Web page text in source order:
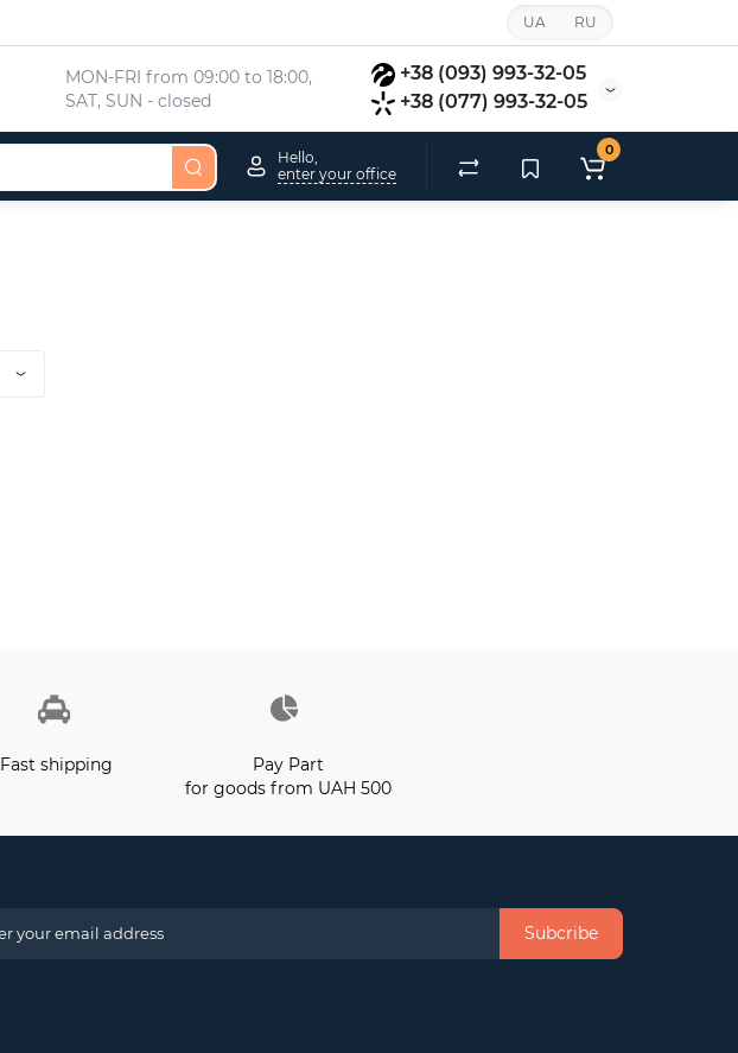
UA RU
MON-FRI from 09:00 to 18:00,
SAT, SUN - closed
+38 (093) 993-32-05
+38 (077) 993-32-05
Hello,
enter your office
0
Fast shipping
Pay Part
for goods from UAH 500
Subcribe